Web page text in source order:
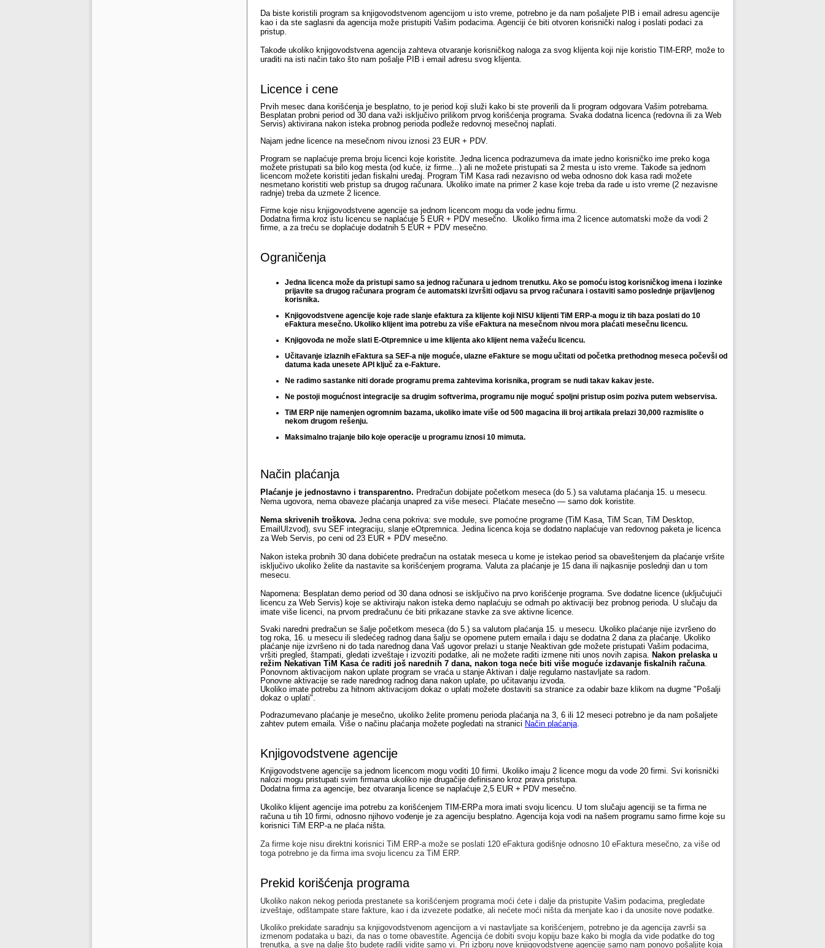
Da biste koristili program sa knjigovodstvenom agencijom u isto vreme, potrebno je da nam pošaljete PIB i email adresu agencije
kao i da ste saglasni da agencija može pristupiti Vašim podacima. Agenciji će biti otvoren korisnički nalog i poslati podaci za
pristup.
Takođe ukoliko knjigovodstvena agencija zahteva otvaranje korisničkog naloga za svog klijenta koji nije koristio TIM-ERP, može to
uraditi na isti način tako što nam pošalje PIB i email adresu svog klijenta.
Licence i cene
Prvih mesec dana korišćenja je besplatno, to je period koji služi kako bi ste proverili da li program odgovara Vašim potrebama.
Besplatan probni period od 30 dana važi isključivo prilikom prvog korišćenja programa. Svaka dodatna licenca (redovna ili za Web
Servis) aktivirana nakon isteka probnog perioda podleže redovnoj mesečnoj naplati.
Najam jedne licence na mesečnom nivou iznosi 23 EUR + PDV.
Program se naplaćuje prema broju licenci koje koristite. Jedna licenca podrazumeva da imate jedno korisničko ime preko koga
možete pristupati sa bilo kog mesta (od kuće, iz firme...) ali ne možete pristupati sa 2 mesta u isto vreme. Takođe sa jednom
licencom možete koristiti jedan fiskalni uređaj. Program TiM Kasa radi nezavisno od weba odnosno dok kasa radi možete
nesmetano koristiti web pristup sa drugog računara. Ukoliko imate na primer 2 kase koje treba da rade u isto vreme (2 nezavisne
radnje) treba da uzmete 2 licence.
Firme koje nisu knjigovodstvene agencije sa jednom licencom mogu da vode jednu firmu.
Dodatna firma kroz istu licencu se naplaćuje 5 EUR + PDV mesečno. Ukoliko firma ima 2 licence automatski može da vodi 2
firme, a za treću se doplaćuje dodatnih 5 EUR + PDV mesečno.
Ograničenja
Jedna licenca može da pristupi samo sa jednog računara u jednom trenutku. Ako se pomoću istog korisničkog imena i lozinke
prijavite sa drugog računara program će automatski izvršiti odjavu sa prvog računara i ostaviti samo poslednje prijavljenog
korisnika.
Knjigovodstvene agencije koje rade slanje efaktura za klijente koji NISU klijenti TiM ERP-a mogu iz tih baza poslati do 10
eFaktura mesečno. Ukoliko klijent ima potrebu za više eFaktura na mesečnom nivou mora plaćati mesečnu licencu.
Knjigovođa ne može slati E-Otpremnice u ime klijenta ako klijent nema važeću licencu.
Učitavanje izlaznih eFaktura sa SEF-a nije moguće, ulazne eFakture se mogu učitati od početka prethodnog meseca počevši od
datuma kada unesete API ključ za e-Fakture.
Ne radimo sastanke niti dorade programu prema zahtevima korisnika, program se nudi takav kakav jeste.
Ne postoji mogućnost integracije sa drugim softverima, programu nije moguć spoljni pristup osim poziva putem webservisa.
TiM ERP nije namenjen ogromnim bazama, ukoliko imate više od 500 magacina ili broj artikala prelazi 30,000 razmislite o
nekom drugom rešenju.
Maksimalno trajanje bilo koje operacije u programu iznosi 10 mimuta.
Način plaćanja
Plaćanje je jednostavno i transparentno. Predračun dobijate početkom meseca (do 5.) sa valutama plaćanja 15. u mesecu.
Nema ugovora, nema obaveze plaćanja unapred za više meseci. Plaćate mesečno — samo dok koristite.
Nema skrivenih troškova. Jedna cena pokriva: sve module, sve pomoćne programe (TiM Kasa, TiM Scan, TiM Desktop,
EmailUIzvod), svu SEF integraciju, slanje eOtpremnica. Jedina licenca koja se dodatno naplaćuje van redovnog paketa je licenca
za Web Servis, po ceni od 23 EUR + PDV mesečno.
Nakon isteka probnih 30 dana dobićete predračun na ostatak meseca u kome je istekao period sa obaveštenjem da plaćanje vršite
isključivo ukoliko želite da nastavite sa korišćenjem programa. Valuta za plaćanje je 15 dana ili najkasnije poslednji dan u tom
mesecu.
Napomena: Besplatan demo period od 30 dana odnosi se isključivo na prvo korišćenje programa. Sve dodatne licence (uključujući
licencu za Web Servis) koje se aktiviraju nakon isteka demo naplaćuju se odmah po aktivaciji bez probnog perioda. U slučaju da
imate više licenci, na prvom predračunu će biti prikazane stavke za sve aktivne licence.
Svaki naredni predračun se šalje početkom meseca (do 5.) sa valutom plaćanja 15. u mesecu. Ukoliko plaćanje nije izvršeno do
tog roka, 16. u mesecu ili sledećeg radnog dana šalju se opomene putem emaila i daju se dodatna 2 dana za plaćanje. Ukoliko
plaćanje nije izvršeno ni do tada narednog dana Vaš ugovor prelazi u stanje Neaktivan gde možete pristupati Vašim podacima,
vršiti pregled, štampati, gledati izveštaje i izvoziti podatke, ali ne možete raditi izmene niti unos novih zapisa. Nakon prelaska u
režim Nekativan TiM Kasa će raditi još narednih 7 dana, nakon toga neće biti više moguće izdavanje fiskalnih računa.
Ponovnom aktivacijom nakon uplate program se vraća u stanje Aktivan i dalje regularno nastavljate sa radom.
Ponovne aktivacije se rade narednog radnog dana nakon uplate, po učitavanju izvoda.
Ukoliko imate potrebu za hitnom aktivacijom dokaz o uplati možete dostaviti sa stranice za odabir baze klikom na dugme "Pošalji
dokaz o uplati".
Podrazumevano plaćanje je mesečno, ukoliko želite promenu perioda plaćanja na 3, 6 ili 12 meseci potrebno je da nam pošaljete
zahtev putem emaila. Više o načinu plaćanja možete pogledati na stranici Način plaćanja.
Knjigovodstvene agencije
Knjigovodstvene agencije sa jednom licencom mogu voditi 10 firmi. Ukoliko imaju 2 licence mogu da vode 20 firmi. Svi korisnički
nalozi mogu pristupati svim firmama ukoliko nije drugačije definisano kroz prava pristupa.
Dodatna firma za agencije, bez otvaranja licence se naplaćuje 2,5 EUR + PDV mesečno.
Ukoliko klijent agencije ima potrebu za korišćenjem TIM-ERPa mora imati svoju licencu. U tom slučaju agenciji se ta firma ne
računa u tih 10 firmi, odnosno njihovo vođenje je za agenciju besplatno. Agencija koja vodi na našem programu samo firme koje su
korisnici TiM ERP-a ne plaća ništa.
Za firme koje nisu direktni korisnici TiM ERP-a može se poslati 120 eFaktura godišnje odnosno 10 eFaktura mesečno, za više od
toga potrebno je da firma ima svoju licencu za TiM ERP.
Prekid korišćenja programa
Ukoliko nakon nekog perioda prestanete sa korišćenjem programa moći ćete i dalje da pristupite Vašim podacima, pregledate
izveštaje, odštampate stare fakture, kao i da izvezete podatke, ali nećete moći ništa da menjate kao i da unosite nove podatke.
Ukoliko prekidate saradnju sa knjigovodstvenom agencijom a vi nastavljate sa korišćenjem, potrebno je da agencija završi sa
izmenom podataka u bazi, da nas o tome obavestite. Agencija će dobiti svoju kopiju baze kako bi mogla da vide podatke do tog
trenutka, a sve na dalje što budete radili vidite samo vi. Pri izboru nove knjigovodstvene agencije samo nam ponovo pošaljite koja